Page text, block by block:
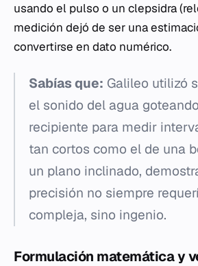
usando el pulso o un clepsidra
medición dejó de ser una
convertirse en dato numérico.
Sabías que: Galileo utilizó
el sonido del agua
recipiente para medir
tan cortos como el de una
un plano inclinado,
precisión no siempre
compleja, sino ingenio.
Formulación matemática y